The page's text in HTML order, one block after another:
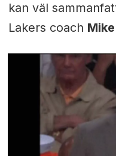
kan väl
Lakers coach